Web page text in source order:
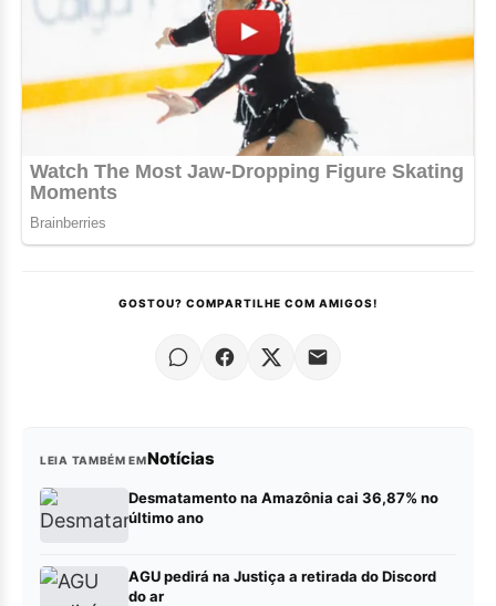
GOSTOU? COMPARTILHE COM AMIGOS!
LEIA TAMBÉM EMNotícias
Desmatamento na Amazônia cai 36,87% no
último ano
AGU pedirá na Justiça a retirada do Discord
do ar